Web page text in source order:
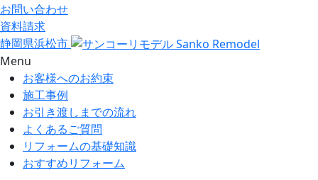
お問い合わせ
資料請求
静岡県浜松市
Menu
お客様へのお約束
施工事例
お引き渡しまでの流れ
よくあるご質問
リフォームの基礎知識
おすすめリフォーム